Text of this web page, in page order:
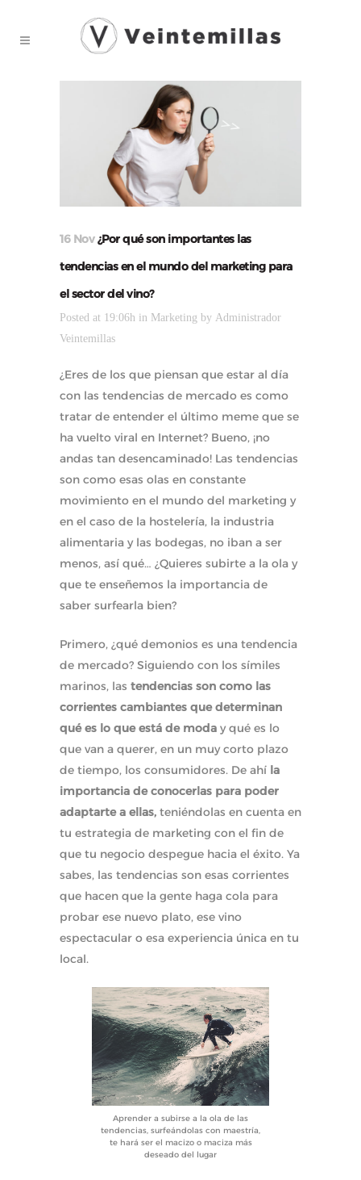
16 Nov¿Por qué son importantes las
tendencias en el mundo del marketing para
el sector del vino?
Posted at 19:06h in Marketing by Administrador
Veintemillas
¿Eres de los que piensan que estar al día
con las tendencias de mercado es como
tratar de entender el último meme que se
ha vuelto viral en Internet? Bueno, ¡no
andas tan desencaminado! Las tendencias
son como esas olas en constante
movimiento en el mundo del marketing y
en el caso de la hostelería, la industria
alimentaria y las bodegas, no iban a ser
menos, así qué… ¿Quieres subirte a la ola y
que te enseñemos la importancia de
saber surfearla bien?
Primero, ¿qué demonios es una tendencia
de mercado? Siguiendo con los símiles
marinos, las tendencias son como las
corrientes cambiantes que determinan
qué es lo que está de moda y qué es lo
que van a querer, en un muy corto plazo
de tiempo, los consumidores. De ahí la
importancia de conocerlas para poder
adaptarte a ellas, teniéndolas en cuenta en
tu estrategia de marketing con el fin de
que tu negocio despegue hacia el éxito. Ya
sabes, las tendencias son esas corrientes
que hacen que la gente haga cola para
probar ese nuevo plato, ese vino
espectacular o esa experiencia única en tu
local.
Aprender a subirse a la ola de las
tendencias, surfeándolas con maestría,
te hará ser el macizo o maciza más
deseado del lugar